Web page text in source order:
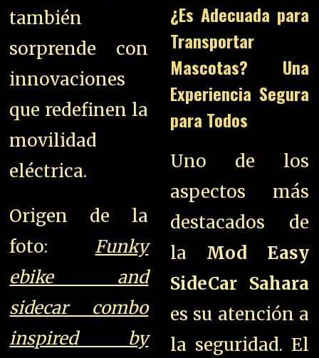
también
sorprende con
innovaciones
que redefinen la
movilidad
eléctrica.
Origen de la
foto: Funky
ebike and
sidecar combo
inspired by
¿Es Adecuada para
Transportar
Mascotas? Una
Experiencia Segura
para Todos
Uno de los
aspectos más
destacados de
la Mod Easy
SideCar Sahara
es su atención a
la seguridad. El